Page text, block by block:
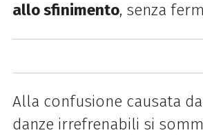
allo sfinimento, senza
Alla confusione causata
danze irrefrenabili si